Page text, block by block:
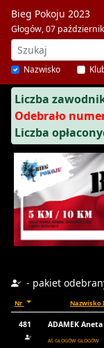
Bieg Pokoju 2023
Głogów, 07
Nazwisko
Liczba
Odebrało
Liczba
- pakiet
Nr Nazwisko
481 ADAMEK Aneta
AS GŁOGÓW GŁOGÓW